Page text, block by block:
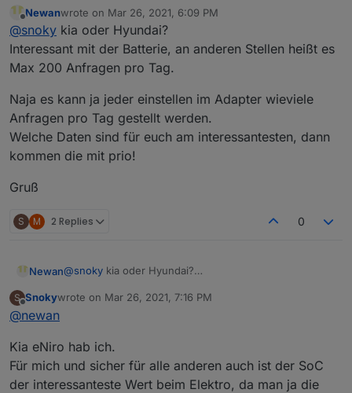
das sich jemand gefunden hat.
Habe den Adapter mal getestet. Lock Status kommt und
ist korrekt, die Buttons auf/zu funktionieren auch. Der
Kilometerstand wird auch richtig wiedergegeben.
Mehr Werte sind bei mir jetzt noch nicht aufgetaucht.
Zum Abfrageintervall noch ein Hinweis aus eigener
Erfahrung. Diesen nicht zu groß, bzw. zu eng wählen,
da dies an der Batterie (ich meine nicht den großen
Akku) zieht. Hab das bei openWB für Testzwecke im
Minutentakt abgefragt und vergessen zu ändern. Über
Nacht war die Batterie tot.
Offline
Newanwrote on Mar 26, 2021, 6:09 PM
last edited by
@snoky kia oder Hyundai?
Interessant mit der Batterie, an anderen Stellen heißt es
Max 200 Anfragen pro Tag.
Naja es kann ja jeder einstellen im Adapter wieviele
Anfragen pro Tag gestellt werden.
Welche Daten sind für euch am interessantesten, dann
kommen die mit prio!
Gruß
S M 2 Replies 0
Newan@snoky kia oder Hyundai?
es Max 200 Anfragen pro Tag.
Naja es kann ja jeder einstellen im Adapter wieviele
kommen die mit prio!
S Snokywrote on Mar 26, 2021, 7:16 PM
last edited by
@newan
Kia eNiro hab ich.
Für mich und sicher für alle anderen auch ist der SoC
der interessanteste Wert beim Elektro, da man ja die